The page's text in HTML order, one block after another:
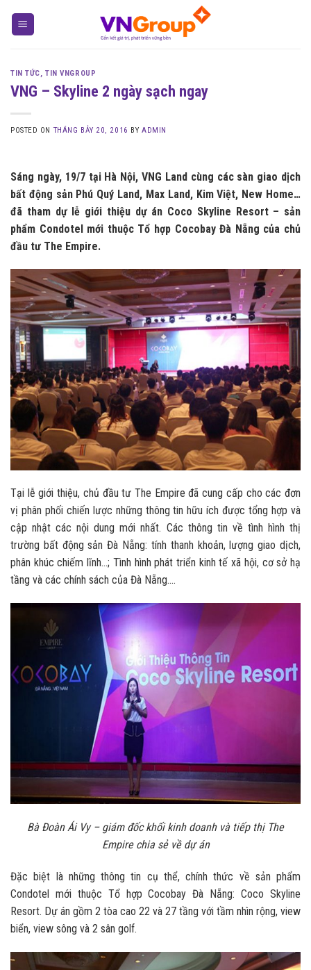
TIN TỨC,TIN VNGROUP
VNG – Skyline 2 ngày sạch ngay
POSTED ON THÁNG BẢY 20, 2016 BY ADMIN
Sáng ngày, 19/7 tại Hà Nội, VNG Land cùng các sàn giao dịch
bất động sản Phú Quý Land, Max Land, Kim Việt, New Home…
đã tham dự lễ giới thiệu dự án Coco Skyline Resort – sản
phẩm Condotel mới thuộc Tổ hợp Cocobay Đà Nẵng của chủ
đầu tư The Empire.
Tại lễ giới thiệu, chủ đầu tư The Empire đã cung cấp cho các đơn
vị phân phối chiến lược những thông tin hữu ích được tổng hợp và
cập nhật các nội dung mới nhất. Các thông tin về tình hình thị
trường bất động sản Đà Nẵng: tính thanh khoản, lượng giao dịch,
phân khúc chiếm lĩnh…; Tình hình phát triển kinh tế xã hội, cơ sở hạ
tầng và các chính sách của Đà Nẵng….
Bà Đoàn Ái Vy – giám đốc khối kinh doanh và tiếp thị The
Empire chia sẻ về dự án
Đặc biệt là những thông tin cụ thể, chính thức về sản phẩm
Condotel mới thuộc Tổ hợp Cocobay Đà Nẵng: Coco Skyline
Resort. Dự án gồm 2 tòa cao 22 và 27 tầng với tầm nhìn rộng, view
biển, view sông và 2 sân golf.